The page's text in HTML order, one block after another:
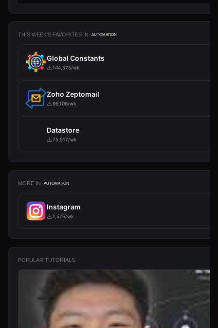
THIS WEEK'S FAVORITES IN AUTOMATION
Global Constants
144,575/wk
Zoho Zeptomail
96,106/wk
Datastore
75,517/wk
MORE IN AUTOMATION
Instagram
1,576/wk
POPULAR TUTORIALS